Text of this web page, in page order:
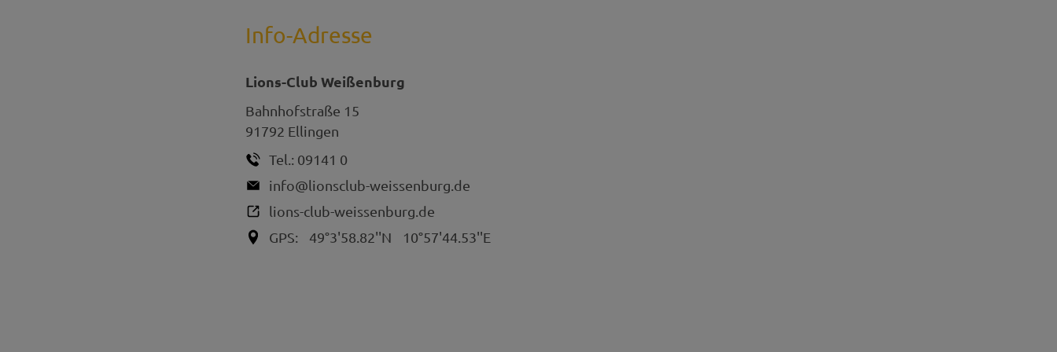
Info-Adresse
Lions-Club Weißenburg
Bahnhofstraße 15
91792 Ellingen
Tel.: 09141 0
info@lionsclub-weissenburg.de
lions-club-weissenburg.de
GPS:
49°3'58.82''N 10°57'44.53''E